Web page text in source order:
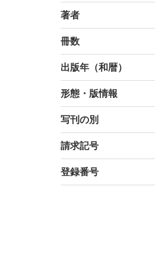
著者
冊数
出版年（和暦）
形態・版情報
写刊の別
請求記号
登録番号